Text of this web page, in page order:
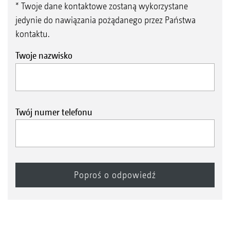
* Twoje dane kontaktowe zostaną wykorzystane
jedynie do nawiązania pożądanego przez Państwa
kontaktu.
Twoje nazwisko
Twój numer telefonu